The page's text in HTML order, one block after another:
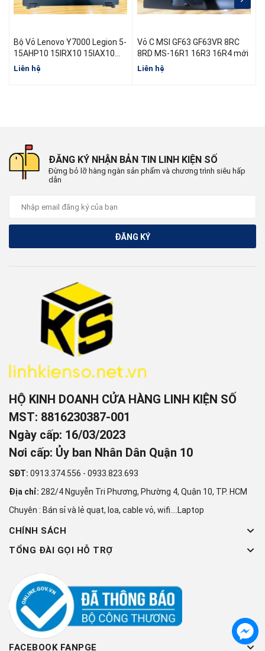
Bộ Vỏ Lenovo Y7000 Legion 5-
15AHP10 15IRX10 15IAX10
R7000 Y7000 Đời 2025
Liên hệ
Vỏ C MSI GF63 GF63VR 8RC
8RD MS-16R1 16R3 16R4 mới
Liên hệ
ĐĂNG KÝ NHẬN BẢN TIN LINH KIỆN SỐ
Đừng bỏ lỡ hàng ngàn sản phẩm và chương trình siêu hấp
dẫn
ĐĂNG KÝ
HỘ KINH DOANH CỬA HÀNG LINH KIỆN SỐ
MST: 8816230387-001
Ngày cấp: 16/03/2023
Nơi cấp: Ủy ban Nhân Dân Quận 10
SĐT: 0913.374.556 - 0933.823.693
Địa chỉ: 282/4 Nguyễn Tri Phương, Phường 4, Quận 10, TP. HCM
Chuyên : Bán sỉ và lẻ quạt, loa, cable vỏ, wifi....Laptop
CHÍNH SÁCH
TỔNG ĐÀI GỌI HỖ TRỢ
FACEBOOK FANPGE